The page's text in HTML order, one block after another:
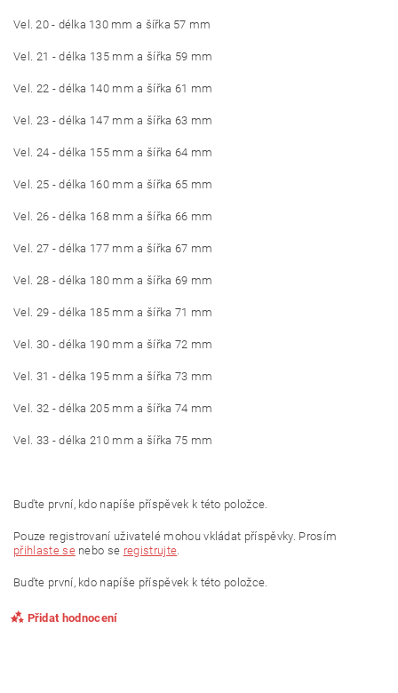
Vel. 20 - délka 130 mm a šířka 57 mm
Vel. 21 - délka 135 mm a šířka 59 mm
Vel. 22 - délka 140 mm a šířka 61 mm
Vel. 23 - délka 147 mm a šířka 63 mm
Vel. 24 - délka 155 mm a šířka 64 mm
Vel. 25 - délka 160 mm a šířka 65 mm
Vel. 26 - délka 168 mm a šířka 66 mm
Vel. 27 - délka 177 mm a šířka 67 mm
Vel. 28 - délka 180 mm a šířka 69 mm
Vel. 29 - délka 185 mm a šířka 71 mm
Vel. 30 - délka 190 mm a šířka 72 mm
Vel. 31 - délka 195 mm a šířka 73 mm
Vel. 32 - délka 205 mm a šířka 74 mm
Vel. 33 - délka 210 mm a šířka 75 mm
Buďte první, kdo napíše příspěvek k této položce.
Pouze registrovaní uživatelé mohou vkládat příspěvky. Prosím
přihlaste senebo se registrujte.
Buďte první, kdo napíše příspěvek k této položce.
Přidat hodnocení